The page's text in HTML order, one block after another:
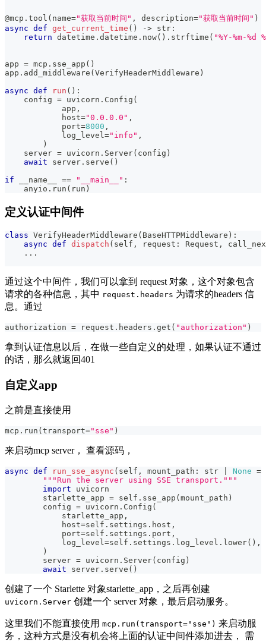
@mcp . tool ( name="获取当前时间" , description="获取当前时间" )
async def get_current_time ( ) -> str :
return datetime . datetime . now( ) . strftime ( "%Y-%m-%d
app = mcp . sse_app ( )
app . add_middleware ( VerifyHeaderMiddleware )
async def run ( ) :
    config
= uvicorn . Config (
            app
,
            host
="0.0.0.0" ,
            port
=8000 ,
            log_level
="info" ,
)
    server
= uvicorn . Server( config )
await server . serve ( )
if __name__ == "__main__" :
    anyio
. run ( run )
定义认证中间件
class VerifyHeaderMiddleware ( BaseHTTPMiddleware ) :
async def dispatch ( self , request : Request ,
. . .
通过这个中间件，我们可以拿到 request 对象，这个对象包含
请求的各种信息，其中 request.headers 为请求的headers 信
息。通过
authorization = request . headers . get ( "authorization" )
拿到认证信息以后，在做一些自定义的处理，如果认证不通过
的话，那么就返回401
自定义app
之前是直接使用
mcp . run ( transport="sse" )
来启动mcp server， 查看源码，
async def run_sse_async ( self , mount_path : str None =
"""Run the server using SSE transport."""
import uvicorn
        starlette_app
= self . sse_app ( mount_path )
        config
= uvicorn . Config (
            starlette_app
,
            host
=self . settings . host ,
            port
=self . settings . port ,
            log_level
=self . settings . log_level . lower( ) ,
)
        server
= uvicorn . Server( config )
await server . serve ( )
创建了一个 Starlette 对象starlette_app，之后再创建
uvicorn.Server 创建一个 server 对象，最后启动服务。
这里我们不能直接使用 mcp.run(transport="sse") 来启动服
务，这种方式是没有机会将上面的认证中间件添加进去， 需